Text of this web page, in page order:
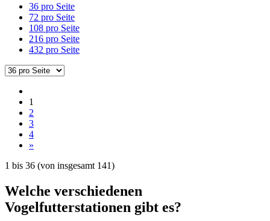
36 pro Seite
72 pro Seite
108 pro Seite
216 pro Seite
432 pro Seite
1
2
3
4
»
1 bis 36 (von insgesamt 141)
Welche verschiedenen
Vogelfutterstationen gibt es?